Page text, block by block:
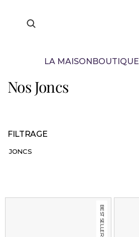
LA MAISONBOUTIQUE
Nos Joncs
BEST SELLER
FILTRAGE
JONCS